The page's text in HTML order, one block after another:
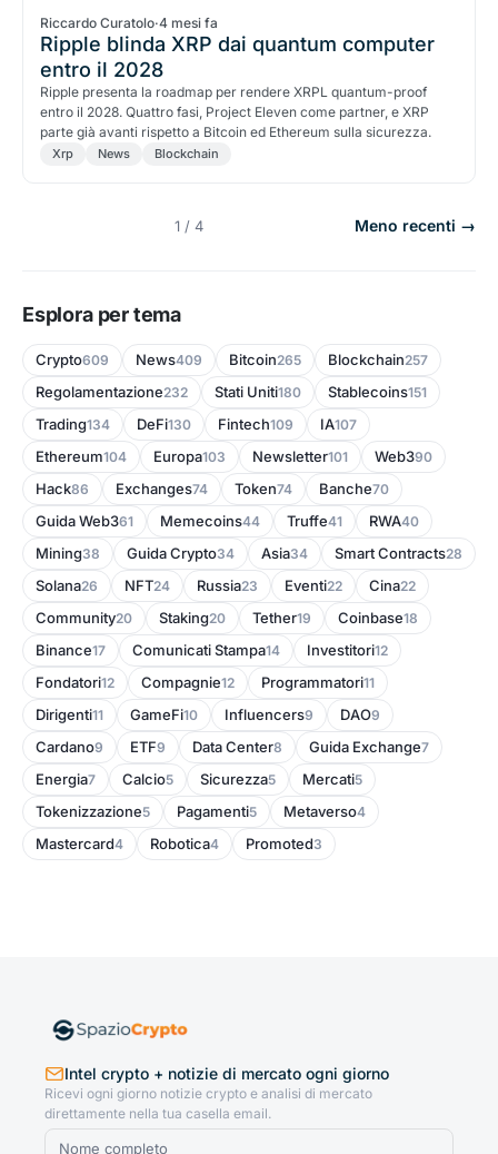
Riccardo Curatolo·4 mesi fa
Ripple blinda XRP dai quantum computer
entro il 2028
Ripple presenta la roadmap per rendere XRPL quantum-proof
entro il 2028. Quattro fasi, Project Eleven come partner, e XRP
parte già avanti rispetto a Bitcoin ed Ethereum sulla sicurezza.
Xrp News Blockchain
1 / 4 Meno recenti →
Esplora per tema
Crypto609 News409 Bitcoin265 Blockchain257
Regolamentazione232 Stati Uniti180 Stablecoins151
Trading134 DeFi130 Fintech109 IA107
Ethereum104 Europa103 Newsletter101 Web390
Hack86 Exchanges74 Token74 Banche70
Guida Web361 Memecoins44 Truffe41 RWA40
Mining38 Guida Crypto34 Asia34 Smart Contracts28
Solana26 NFT24 Russia23 Eventi22 Cina22
Community20 Staking20 Tether19 Coinbase18
Binance17 Comunicati Stampa14 Investitori12
Fondatori12 Compagnie12 Programmatori11
Dirigenti11 GameFi10 Influencers9 DAO9
Cardano9 ETF9 Data Center8 Guida Exchange7
Energia7 Calcio5 Sicurezza5 Mercati5
Tokenizzazione5 Pagamenti5 Metaverso4
Mastercard4 Robotica4 Promoted3
Intel crypto + notizie di mercato ogni giorno
Ricevi ogni giorno notizie crypto e analisi di mercato
direttamente nella tua casella email.